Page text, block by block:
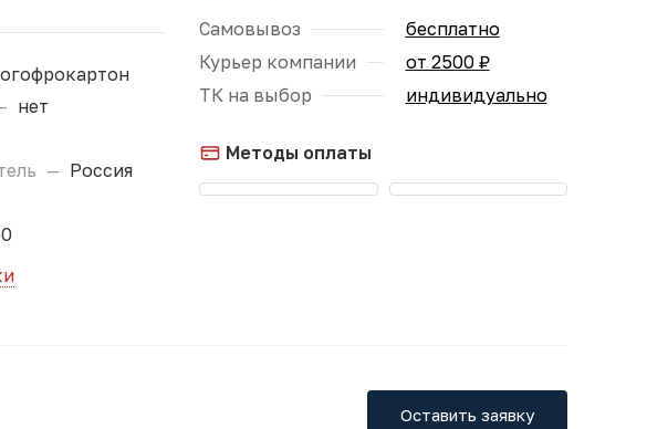
нет
— Россия
Самовывоз
бесплатно
Курьер компании
от 2500 ₽
ТК на выбор
индивидуально
Методы оплаты
Оставить заявку